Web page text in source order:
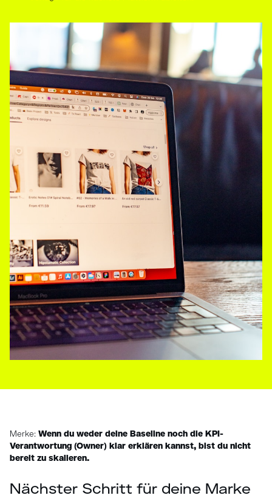
Merke: Wenn du weder deine Baseline noch die KPI-
Verantwortung (Owner) klar erklären kannst, bist du nicht
bereit zu skalieren.
Nächster Schritt für deine Marke